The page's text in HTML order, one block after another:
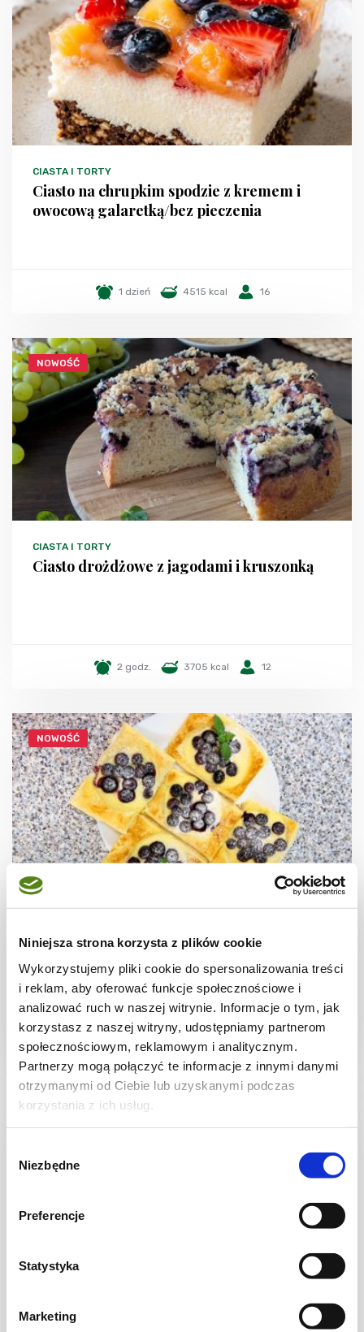
Niniejsza strona korzysta z plików cookie
Wykorzystujemy pliki cookie do spersonalizowania treści
i reklam, aby oferować funkcje społecznościowe i
analizować ruch w naszej witrynie. Informacje o tym, jak
korzystasz z naszej witryny, udostępniamy partnerom
społecznościowym, reklamowym i analitycznym.
Partnerzy mogą połączyć te informacje z innymi danymi
otrzymanymi od Ciebie lub uzyskanymi podczas
korzystania z ich usług.
zgody
Niezbędne
Preferencje
Statystyka
Marketing
CIASTA I TORTY
Ciasto na chrupkim spodzie z kremem i
owocową galaretką/bez pieczenia
1 dzień 4515 kcal 16
NOWOŚĆ
CIASTA I TORTY
Ciasto drożdżowe z jagodami i kruszonką
2 godz. 3705 kcal 12
NOWOŚĆ
Ciastka francuskie z borówkami + film
30 min. 1531 kcal 8
CIASTA I TORTY